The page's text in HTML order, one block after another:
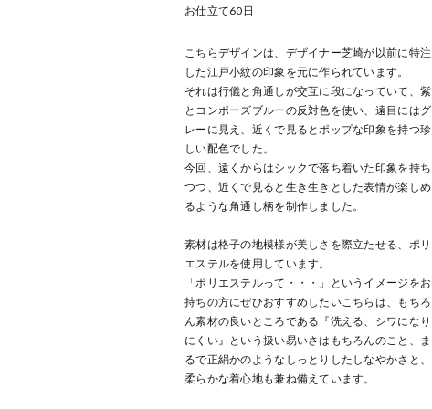
お仕立て60 日
こちらデザインは、デザイナー芝崎が以前に特注
した江戸小紋の印象を元に作られています。
それは行儀と角通しが交互に段になっていて、紫
とコンポーズブルーの反対色を使い、遠目にはグ
レーに見え、近くで見るとポップな印象を持つ珍
しい配色でした。
今回、遠くからはシックで落ち着いた印象を持ち
つつ、近くで見ると生き生きとした表情が楽しめ
るような角通し柄を制作しました。
素材は格子の地模様が美しさを際立たせる、ポリ
エステルを使用しています。
「ポリエステルって・・・」というイメージをお
持ちの方にぜひおすすめしたいこちらは、もちろ
ん素材の良いところである『洗える、シワになり
にくい』という扱い易いさはもちろんのこと、ま
るで正絹かのようなしっとりしたしなやかさと、
柔らかな着心地も兼ね備えています。